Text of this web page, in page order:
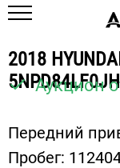
2018
Аукцион
Передний
Пробег: